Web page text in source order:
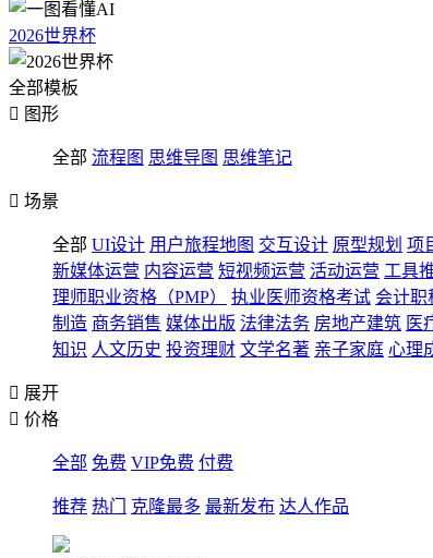
2026世界杯
全部模板
 图形
全部 流程图 思维导图 思维笔记
 场景
全部 UI设计 用户旅程地图 交互设计 原型规划 项
新媒体运营 内容运营 短视频运营 活动运营 工具
理师职业资格（PMP）
执业医师资格考试 会计职
制造 商务销售 媒体出版 法律法务 房地产建筑 医
知识 人文历史 投资理财 文学名著 亲子家庭 心理
 展开
 价格
全部 免费 VIP免费 付费
推荐 热门 克隆最多 最新发布 达人作品